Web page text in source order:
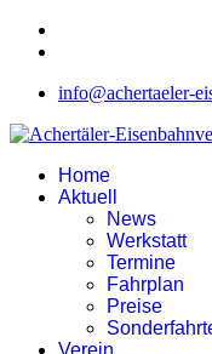
info@achertaeler-
Home
Aktuell
News
Werkstatt
Termine
Fahrplan
Preise
Verein